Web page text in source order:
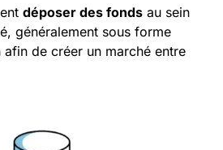
déposer des fonds au sein
généralement sous forme
afin de créer un marché entre